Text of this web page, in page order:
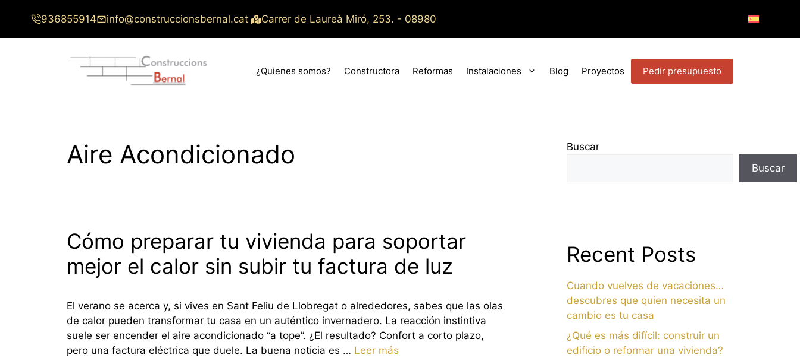
contenido
936855914 info@construccionsbernal.cat Carrer de Laureà Miró, 253. - 08980
¿Quienes somos? Constructora Reformas Instalaciones Blog Proyectos Pedir presupuesto
Aire Acondicionado
Cómo preparar tu vivienda para soportar
mejor el calor sin subir tu factura de luz
El verano se acerca y, si vives en Sant Feliu de Llobregat o alrededores, sabes que las olas
de calor pueden transformar tu casa en un auténtico invernadero. La reacción instintiva
suele ser encender el aire acondicionado “a tope”. ¿El resultado? Confort a corto plazo,
pero una factura eléctrica que duele. La buena noticia es … Leer más
Buscar
Buscar
Recent Posts
Cuando vuelves de vacaciones…
descubres que quien necesita un
cambio es tu casa
¿Qué es más difícil: construir un
edificio o reformar una vivienda?